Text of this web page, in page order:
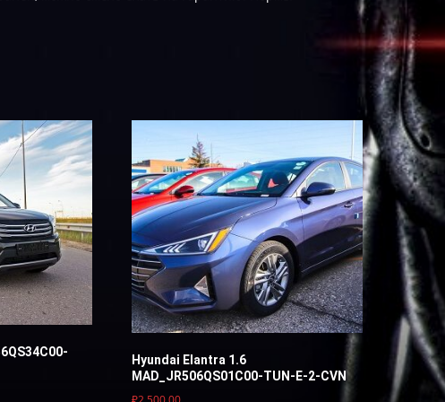
Hyundai Elantra 1.6
MAD_JR506QS01C00-TUN-Е-2-CVN